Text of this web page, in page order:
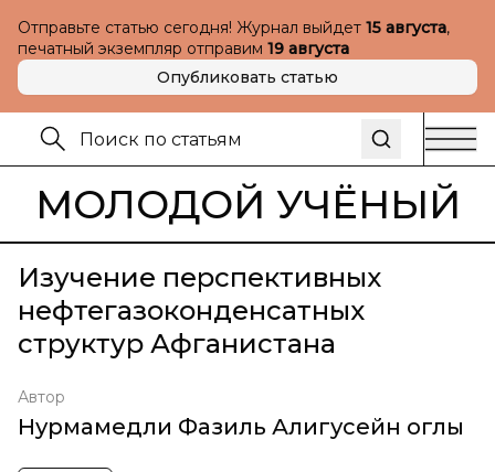
Отправьте статью сегодня! Журнал выйдет 15 августа,
печатный экземпляр отправим 19 августа
Опубликовать статью
МОЛОДОЙ УЧЁНЫЙ
Изучение перспективных
нефтегазоконденсатных
структур Афганистана
Автор
Нурмамедли Фазиль Алигусейн оглы